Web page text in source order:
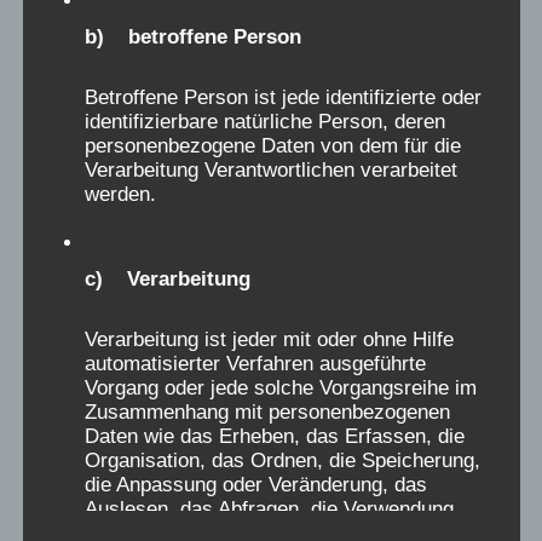
Kongress 2025 Nachlese
Wunderbarer 7. Bundeskongress der
Verschickungkinder, viel Input,
ganzen Bundesrepublik!
b) betroffene Person
Betroffene Person ist jede identifizierte oder
identifizierbare natürliche Person, deren
personenbezogene Daten von dem für die
Verarbeitung Verantwortlichen verarbeitet
werden.
c) Verarbeitung
Verarbeitung ist jeder mit oder ohne Hilfe
automatisierter Verfahren ausgeführte
Vorgang oder jede solche Vorgangsreihe im
Zusammenhang mit personenbezogenen
Daten wie das Erheben, das Erfassen, die
Organisation, das Ordnen, die Speicherung,
die Anpassung oder Veränderung, das
Auslesen, das Abfragen, die Verwendung,